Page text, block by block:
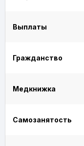
Выплаты
Гражданство
Медкнижка
Самозанятость